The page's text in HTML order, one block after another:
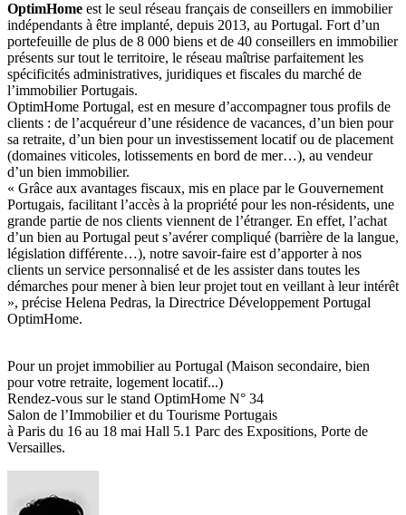
OptimHome est le seul réseau français de conseillers en immobilier
indépendants à être implanté, depuis 2013, au Portugal. Fort d’un
portefeuille de plus de 8 000 biens et de 40 conseillers en immobilier
présents sur tout le territoire, le réseau maîtrise parfaitement les
spécificités administratives, juridiques et fiscales du marché de
l’immobilier Portugais.
OptimHome Portugal, est en mesure d’accompagner tous profils de
clients : de l’acquéreur d’une résidence de vacances, d’un bien pour
sa retraite, d’un bien pour un investissement locatif ou de placement
(domaines viticoles, lotissements en bord de mer…), au vendeur
d’un bien immobilier.
« Grâce aux avantages fiscaux, mis en place par le Gouvernement
Portugais, facilitant l’accès à la propriété pour les non-résidents, une
grande partie de nos clients viennent de l’étranger. En effet, l’achat
d’un bien au Portugal peut s’avérer compliqué (barrière de la langue,
législation différente…), notre savoir-faire est d’apporter à nos
clients un service personnalisé et de les assister dans toutes les
démarches pour mener à bien leur projet tout en veillant à leur intérêt
», précise Helena Pedras, la Directrice Développement Portugal
OptimHome.
Pour un projet immobilier au Portugal (Maison secondaire, bien
pour votre retraite, logement locatif...)
Rendez-vous sur le stand OptimHome N° 34
Salon de l’Immobilier et du Tourisme Portugais
à Paris du 16 au 18 mai Hall 5.1 Parc des Expositions, Porte de
Versailles.